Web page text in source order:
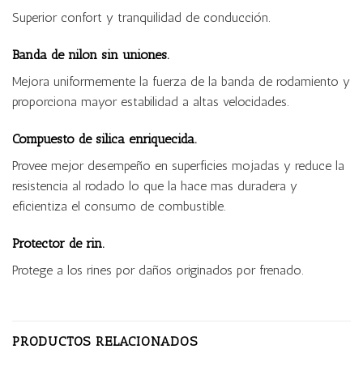
Superior confort y tranquilidad de conducción.
Banda de nilon sin uniones.
Mejora uniformemente la fuerza de la banda de rodamiento y
proporciona mayor estabilidad a altas velocidades.
Compuesto de silica enriquecida.
Provee mejor desempeño en superficies mojadas y reduce la
resistencia al rodado lo que la hace mas duradera y
eficientiza el consumo de combustible.
Protector de rin.
Protege a los rines por daños originados por frenado.
PRODUCTOS RELACIONADOS